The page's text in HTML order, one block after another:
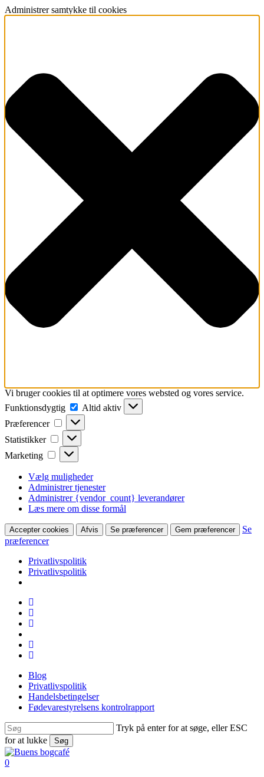
Administrer samtykke til cookies
Vi bruger cookies til at optimere vores websted og vores service.
Funktionsdygtig
Funktionsdygtig
Altid aktiv
Præferencer
Præferencer
Statistikker Statistikker
Marketing Marketing
Vælg muligheder
Administrer tjenester
Administrer {vendor_count} leverandører
Læs mere om disse formål
Accepter cookies Afvis Se præferencer Gem præferencer
Se
præferencer
Privatlivspolitik
Privatlivspolitik
Skip
main
content
facebook
linkedin
instagram
phone
email
Blog
Privatlivspolitik
Handelsbetingelser
Fødevarestyrelsens kontrolrapport
Tryk på enter for at søge, eller ESC
for at lukke
Søg
Close
Search
search
0